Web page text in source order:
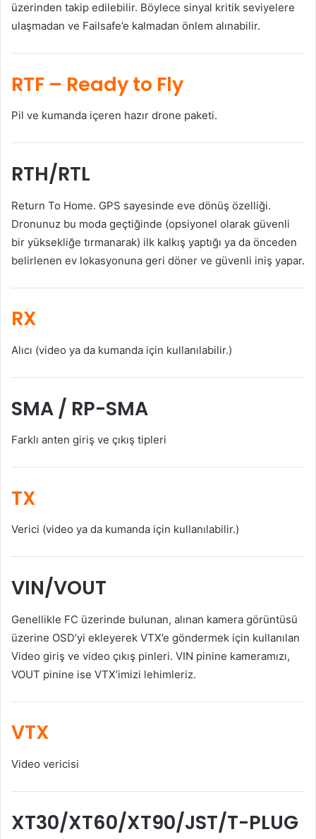
üzerinden takip edilebilir. Böylece sinyal kritik seviyelere
ulaşmadan ve Failsafe’e kalmadan önlem alınabilir.
RTF – Ready to Fly
Pil ve kumanda içeren hazır drone paketi.
RTH/RTL
Return To Home. GPS sayesinde eve dönüş özelliği.
Dronunuz bu moda geçtiğinde (opsiyonel olarak güvenli
bir yüksekliğe tırmanarak) ilk kalkış yaptığı ya da önceden
belirlenen ev lokasyonuna geri döner ve güvenli iniş yapar.
RX
Alıcı (video ya da kumanda için kullanılabilir.)
SMA / RP-SMA
Farklı anten giriş ve çıkış tipleri
TX
Verici (video ya da kumanda için kullanılabilir.)
VIN/VOUT
Genellikle FC üzerinde bulunan, alınan kamera görüntüsü
üzerine OSD’yi ekleyerek VTX’e göndermek için kullanılan
Video giriş ve video çıkış pinleri. VIN pinine kameramızı,
VOUT pinine ise VTX’imizi lehimleriz.
VTX
Video vericisi
XT30/XT60/XT90/JST/T-PLUG